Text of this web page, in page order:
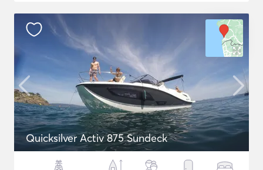
Quicksilver Activ 875 Sundeck